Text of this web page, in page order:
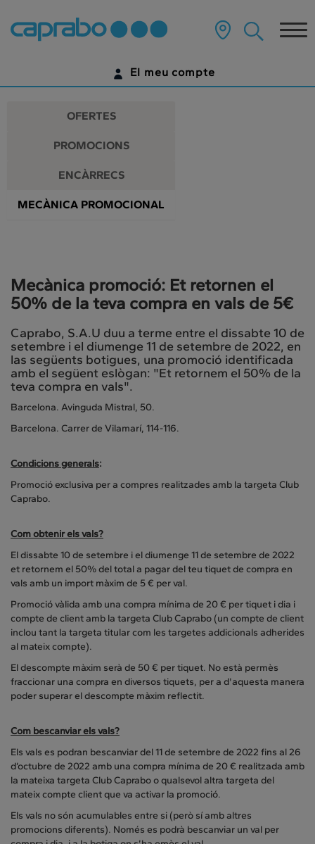
Promocions
descomptes
als
nostres
supermercats
contingut
pàgina
El meu compte
ENCARA NO TENS UN COMPTE DIGITAL?
OFERTES
PROMOCIONS
ENCÀRRECS
MECÀNICA PROMOCIONAL
Mecànica promoció: Et retornen el
50% de la teva compra en vals de 5€
Caprabo, S.A.U duu a terme entre el dissabte 10 de
setembre i el diumenge 11 de setembre de 2022, en
las següents botigues, una promoció identificada
amb el següent eslògan: "Et retornem el 50% de la
teva compra en vals".
Barcelona. Avinguda Mistral, 50.
Barcelona. Carrer de Vilamarí, 114-116.
Condicions generals:
Promoció exclusiva per a compres realitzades amb la targeta Club
Caprabo.
Com obtenir els vals?
El dissabte 10 de setembre i el diumenge 11 de setembre de 2022
et retornem el 50% del total a pagar del teu tiquet de compra en
vals amb un import màxim de 5 € per val.
Promoció vàlida amb una compra mínima de 20 € per tiquet i dia i
compte de client amb la targeta Club Caprabo (un compte de client
inclou tant la targeta titular com les targetes addicionals adherides
al mateix compte).
El descompte màxim serà de 50 € per tiquet. No està permès
fraccionar una compra en diversos tiquets, per a d'aquesta manera
poder superar el descompte màxim reflectit.
Com bescanviar els vals?
Els vals es podran bescanviar del 11 de setembre de 2022 fins al 26
d’octubre de 2022 amb una compra mínima de 20 € realitzada amb
la mateixa targeta Club Caprabo o qualsevol altra targeta del
mateix compte client que va activar la promoció.
Els vals no són acumulables entre si (però sí amb altres
promocions diferents). Només es podrà bescanviar un val per